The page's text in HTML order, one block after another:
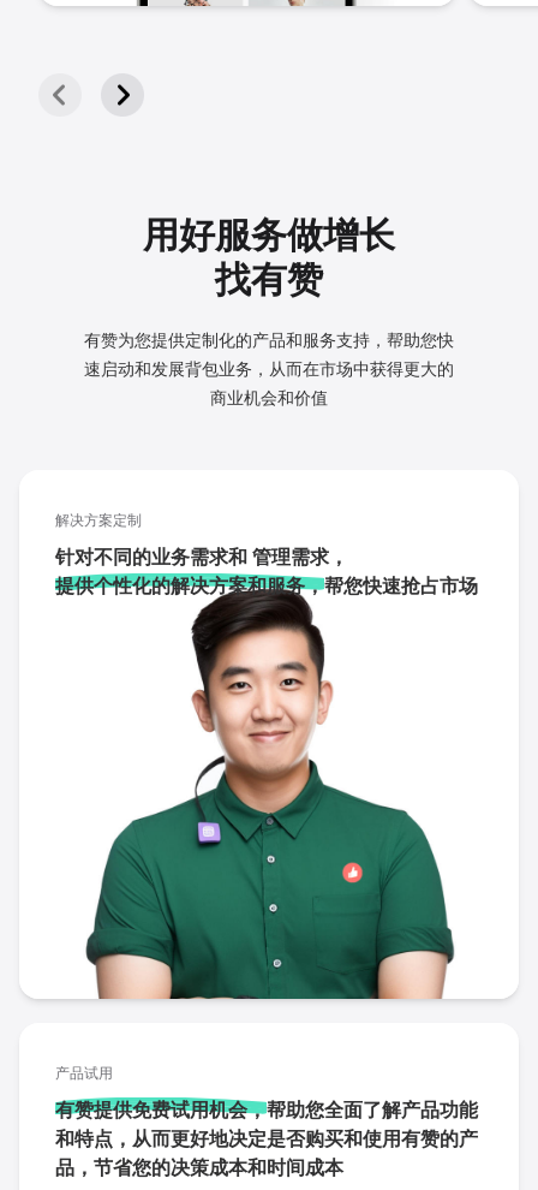
用好服务做增长
找有赞
有赞为您提供定制化的产品和服务支持，帮助您快
速启动和发展背包业务，从而在市场中获得更大的
商业机会和价值
解决方案定制
针对不同的业务需求和 管理需求，
提供个性化的解决方案和服务，帮您快速抢占市场
产品试用
有赞提供免费试用机会，帮助您全面了解产品功能
和特点，从而更好地决定是否购买和使用有赞的产
品，节省您的决策成本和时间成本